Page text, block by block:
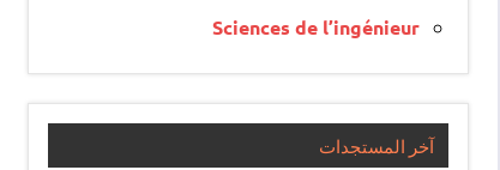
Sciences de l’ingénieur
آخر المستجدات